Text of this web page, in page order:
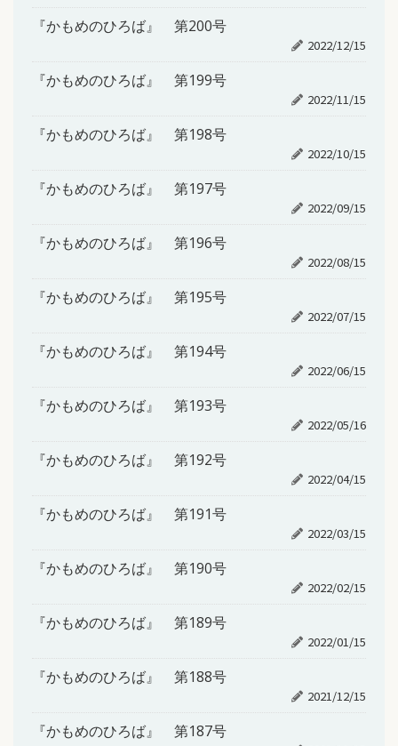
『かもめのひろば』 第200号
2022/12/15
『かもめのひろば』 第199号
2022/11/15
『かもめのひろば』 第198号
2022/10/15
『かもめのひろば』 第197号
2022/09/15
『かもめのひろば』 第196号
2022/08/15
『かもめのひろば』 第195号
2022/07/15
『かもめのひろば』 第194号
2022/06/15
『かもめのひろば』 第193号
2022/05/16
『かもめのひろば』 第192号
2022/04/15
『かもめのひろば』 第191号
2022/03/15
『かもめのひろば』 第190号
2022/02/15
『かもめのひろば』 第189号
2022/01/15
『かもめのひろば』 第188号
2021/12/15
『かもめのひろば』 第187号